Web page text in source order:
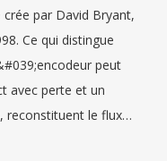
dans les
en
occupe seulement
à fort volume
et les
un
par David Bryant,
Ce qui distingue
peut
avec perte et un
reconstituent le flux
la portabilité né